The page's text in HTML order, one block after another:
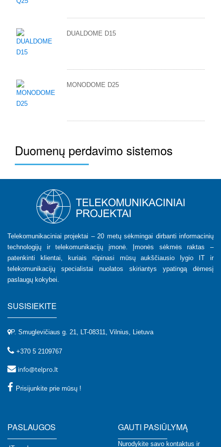
DUALDOME D15
MONODOME D25
Duomenų perdavimo sistemos
Telekomunikaciniai projektai – 20 metų sėkmingai dirbanti informacinių
technologijų ir telekomunikacijų įmonė. Įmonės sėkmės raktas –
patenkinti klientai, kuriais rūpinasi mūsų aukščiausio lygio IT ir
telekomunikacijų specialistai nuolatos skiriantys ypatingą dėmesį
paslaugų kokybei.
SUSISIEKITE
P. Smuglevičiaus g. 21, LT-08311, Vilnius, Lietuva
+370 5 2109767
info@telpro.lt
Prisijunkite prie mūsų !
PASLAUGOS GAUTI PASIŪLYMĄ
Nurodykite savo kontaktus ir